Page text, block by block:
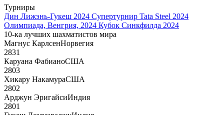
Турниры
Дин Лижэнь-Гукеш 2024 Супертурнир Tata Steel 2024
Олимпиада, Венгрия, 2024 Кубок Синкфилда 2024
10-ка лучших шахматистов мира
Магнус КарлсенНорвегия
2831
Каруана ФабианоСША
2803
Хикару НакамураСША
2802
Арджун ЭригайсиИндия
2801